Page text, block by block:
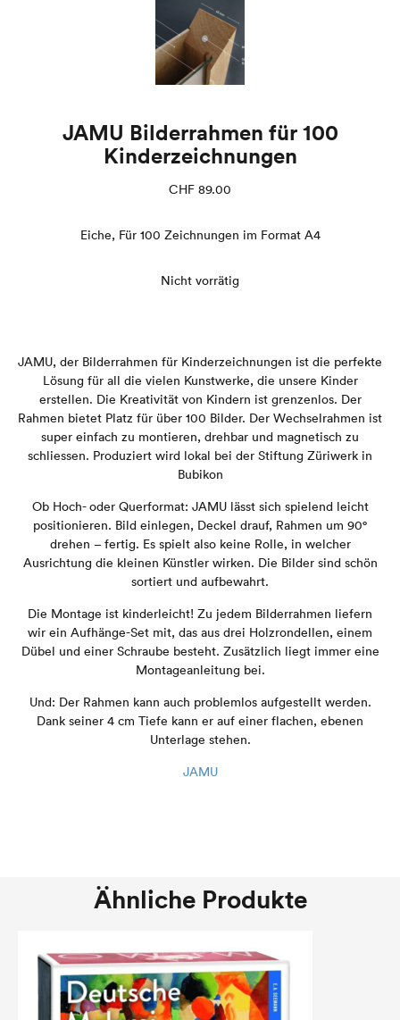
JAMU Bilderrahmen für 100
Kinderzeichnungen
CHF 89.00
Eiche, Für 100 Zeichnungen im Format A4
Nicht vorrätig
JAMU, der Bilderrahmen für Kinderzeichnungen ist die perfekte
Lösung für all die vielen Kunstwerke, die unsere Kinder
erstellen. Die Kreativität von Kindern ist grenzenlos. Der
Rahmen bietet Platz für über 100 Bilder. Der Wechselrahmen ist
super einfach zu montieren, drehbar und magnetisch zu
schliessen. Produziert wird lokal bei der Stiftung Züriwerk in
Bubikon
Ob Hoch- oder Querformat: JAMU lässt sich spielend leicht
positionieren. Bild einlegen, Deckel drauf, Rahmen um 90°
drehen – fertig. Es spielt also keine Rolle, in welcher
Ausrichtung die kleinen Künstler wirken. Die Bilder sind schön
sortiert und aufbewahrt.
Die Montage ist kinderleicht! Zu jedem Bilderrahmen liefern
wir ein Aufhänge-Set mit, das aus drei Holzrondellen, einem
Dübel und einer Schraube besteht. Zusätzlich liegt immer eine
Montageanleitung bei.
Und: Der Rahmen kann auch problemlos aufgestellt werden.
Dank seiner 4 cm Tiefe kann er auf einer flachen, ebenen
Unterlage stehen.
JAMU
Ähnliche Produkte